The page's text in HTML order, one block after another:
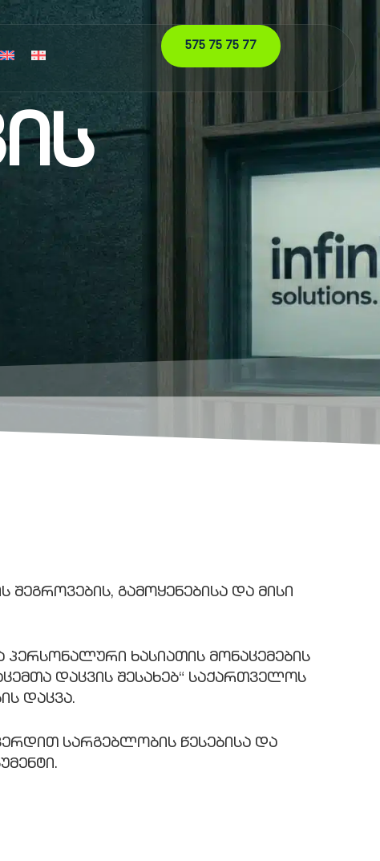
575 75 75 77
გამოყენებისა და მისი
პერსონალური ხასიათის მონაცემების
დაცვის შესახებ“ საქართველოს
დაცვა.
სარგებლობის წესებისა და